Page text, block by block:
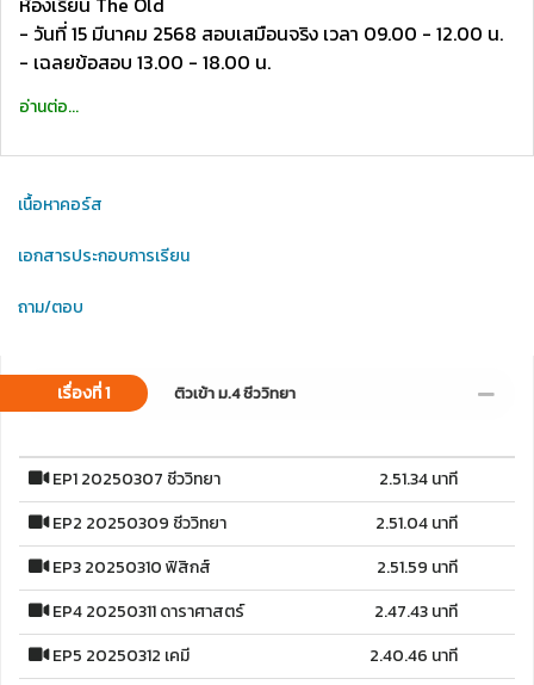
- วันที่ 15 มีนาคม 2568 สอบเสมือนจริง เวลา 09.00 - 12.00 น.
- เฉลยข้อสอบ 13.00 - 18.00 น.
อ่านต่อ...
เนื้อหาคอร์ส
เอกสารประกอบการเรียน
ถาม/ตอบ
เรื่องที่ 1 ติวเข้า ม.4 ชีววิทยา
EP1 20250307 ชีววิทยา
2.51.34 นาที
EP2 20250309 ชีววิทยา
2.51.04 นาที
EP3 20250310 ฟิสิกส์
2.51.59 นาที
EP4 20250311 ดาราศาสตร์
2.47.43 นาที
EP5 20250312 เคมี
2.40.46 นาที